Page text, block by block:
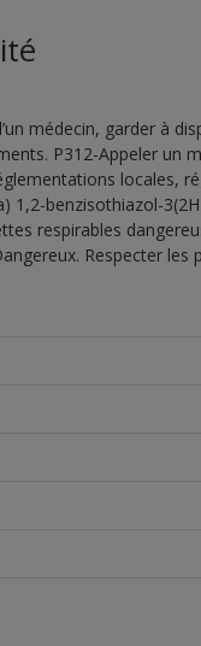
médecin, garder à
P312-Appeler un
locales,
1,2-benzisothiazol-
respirables
Respecter les